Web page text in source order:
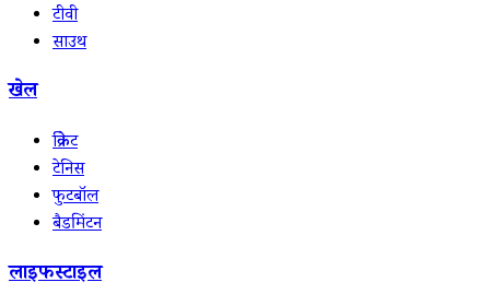
टीवी
साउथ
खेल
क्रिकेट
टेनिस
फुटबॉल
बैडमिंटन
लाइफस्टाइल